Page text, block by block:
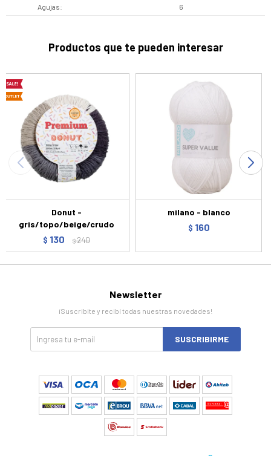
Agujas 6
Productos que te pueden interesar
Donut -
gris/topo/beige/crudo
$ 130 $240
milano - blanco
$ 160
Newsletter
¡Suscribite y recibí todas nuestras novedades!
SUSCRIBIRME